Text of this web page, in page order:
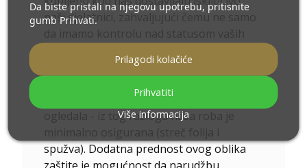
naši djelatnici, zahvaljujući čemu ne samo
dostave. Dodatno, radeći za ekologiju,
transport smo prilagodili prijevozu
ogledala - iz tog razloga naša roba je
spužva). Dodatna prednost ovog oblika
Da biste pristali na njegovu upotrebu, pritisnite
gumb Prihvati.
Više informacija
Prilagodi kolačiće
Prihvatiti